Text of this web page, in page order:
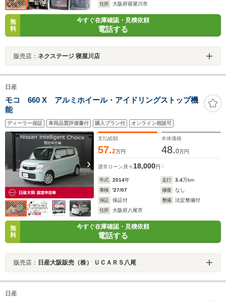
住所
大阪府寝屋川市
無
料
今すぐ在庫確認・見積依頼
電話する
販売店： ネクステージ 寝屋川店
日産
モコ 660 X アルミホイール・アイドリングストップ機
能
ディーラー保証 車両品質評価書付 購入プラン付 オンライン相談可
支払総額
57.2万円
本体価格
48.0万円
通常ローン 月々 18,000円
年式 2014年 走行 3.4万km
車検
'27/07 修復
なし
保証
保証付 整備
法定整備付
住所
大阪府八尾市
無
料
今すぐ在庫確認・見積依頼
電話する
販売店： 日産大阪販売（株） ＵＣＡＲＳ八尾
日産